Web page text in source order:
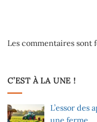
Les commentaires sont
C’EST À LA UNE !
L’essor
une ferme